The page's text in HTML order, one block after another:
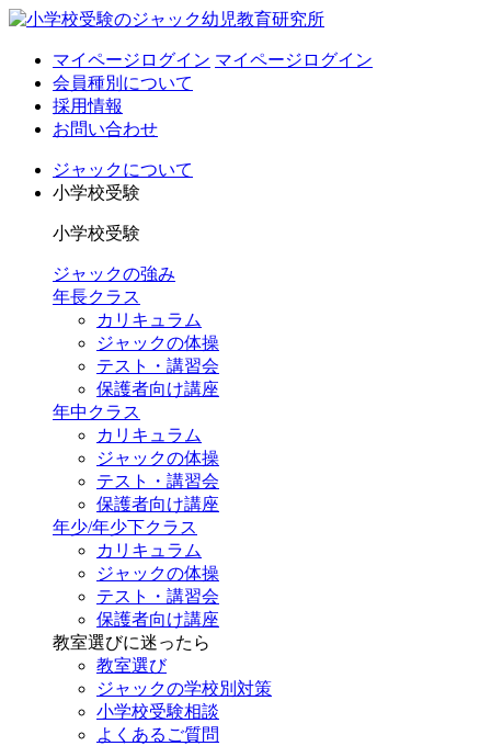
マイページログイン マイページログイン
会員種別について
採用情報
お問い合わせ
ジャックについて
小学校受験
小学校受験
ジャックの強み
年長クラス
カリキュラム
ジャックの体操
テスト・講習会
保護者向け講座
年中クラス
カリキュラム
ジャックの体操
テスト・講習会
保護者向け講座
年少/年少下クラス
カリキュラム
ジャックの体操
テスト・講習会
保護者向け講座
教室選びに迷ったら
教室選び
ジャックの学校別対策
小学校受験相談
よくあるご質問